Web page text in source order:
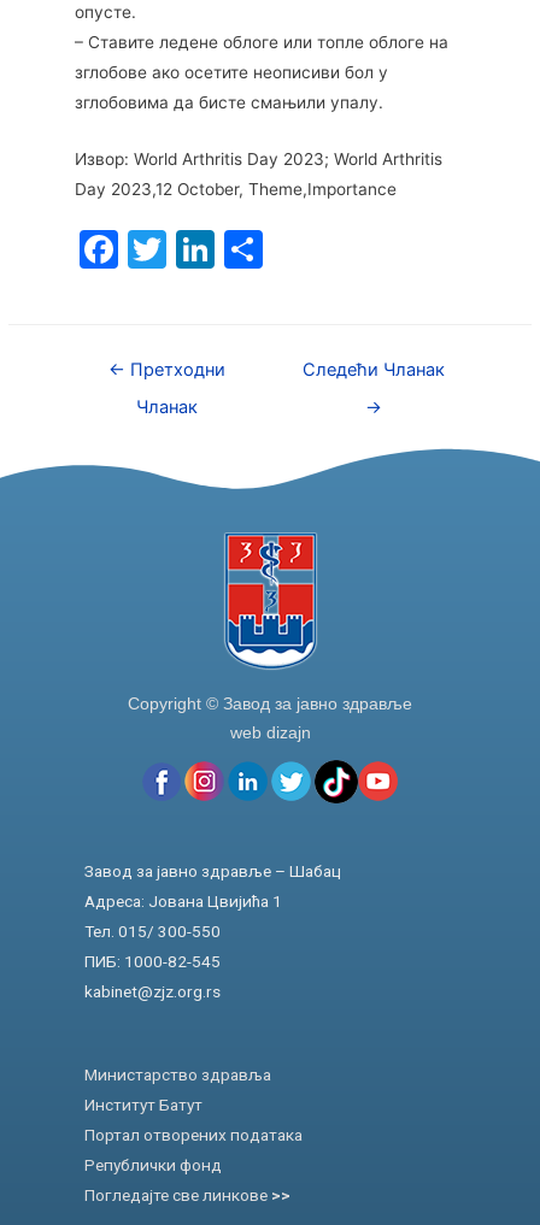
опусте.
– Ставите ледене облоге или топле облоге на
зглобове ако осетите неописиви бол у
зглобовима да бисте смањили упалу.
Извор: World Arthritis Day 2023; World Arthritis
Day 2023,12 October, Theme,Importance
F
e
b
o
T
er
Li
e
S
← Претходни
Чланак
Следећи Чланак
→
Copyright © Завод за јавно здравље
web dizajn
Завод за јавно здравље – Шабац
Адреса: Јована Цвијића 1
Тел. 015/ 300-550
ПИБ: 1000-82-545
kabinet@zjz.org.rs
Министарство здравља
Институт Батут
Портал отворених података
Републички фонд
Погледајте све линкове >>